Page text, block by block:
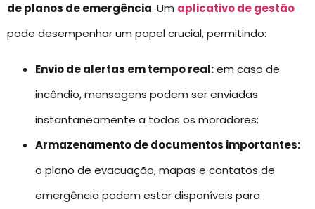
de planos de emergência. Um aplicativo de gestão
pode desempenhar um papel crucial, permitindo:
Envio de alertas em tempo real:em caso de
incêndio, mensagens podem ser enviadas
instantaneamente a todos os moradores;
Armazenamento de documentos importantes:
o plano de evacuação, mapas e contatos de
emergência podem estar disponíveis para